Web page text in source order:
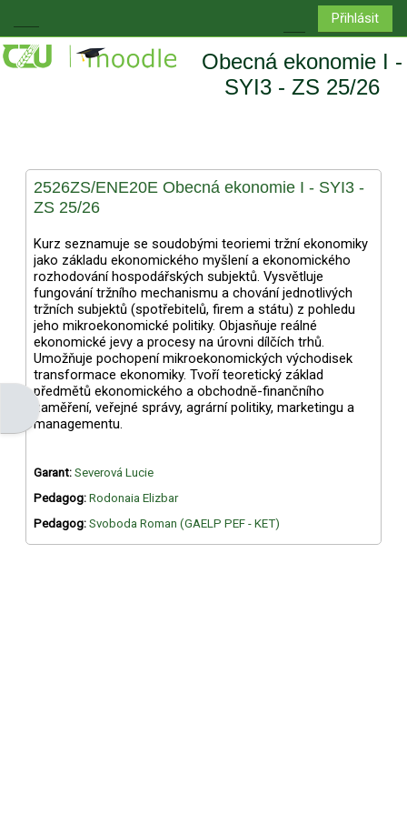
Boční panel
Přepnout
Přihlásit
Obecná ekonomie I -
SYI3 - ZS 25/26
Otevřít panel bloku
2526ZS/ENE20E Obecná ekonomie I - SYI3 -
ZS 25/26
Kurz seznamuje se soudobými teoriemi tržní ekonomiky
jako základu ekonomického myšlení a ekonomického
rozhodování hospodářských subjektů. Vysvětluje
fungování tržního mechanismu a chování jednotlivých
tržních subjektů (spotřebitelů, firem a státu) z pohledu
jeho mikroekonomické politiky. Objasňuje reálné
ekonomické jevy a procesy na úrovni dílčích trhů.
Umožňuje pochopení mikroekonomických východisek
transformace ekonomiky. Tvoří teoretický základ
předmětů ekonomického a obchodně-finančního
zaměření, veřejné správy, agrární politiky, marketingu a
managementu.
Garant: Severová Lucie
Pedagog: Rodonaia Elizbar
Pedagog: Svoboda Roman (GAELP PEF - KET)